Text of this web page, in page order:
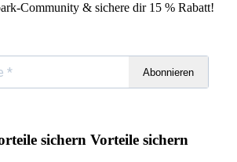
Community & sichere dir 15 % Rabatt!
Abonnieren
sichern Vorteile sichern